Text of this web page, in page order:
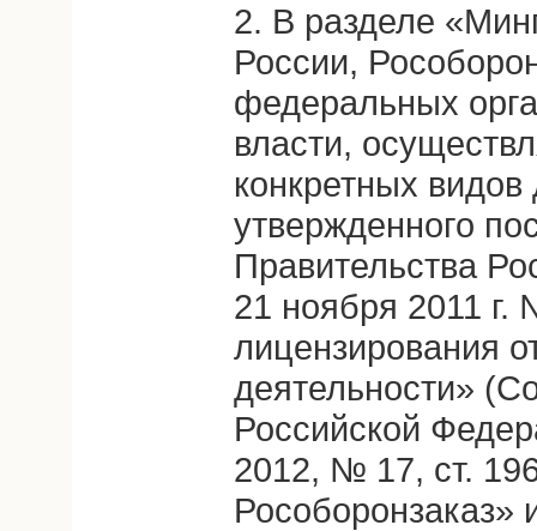
2. В разделе
России,
федеральных
власти,
конкретных видов
утвержденного
Правительства
21 ноября 2011
лицензирования
деятельности»
Российской
2012, № 17, ст.
Рособоронзаказ»